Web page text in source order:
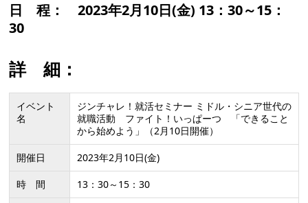
日 程：
2023年2月10日(金) 13：30～15：
30
詳 細：
イベント
名
ジンチャレ！就活セミナー ミドル・シニア世代の
就職活動 ファイト！いっぱーつ 「できること
から始めよう」（2月10日開催）
開催日 2023年2月10日(金)
時 間 13：30～15：30